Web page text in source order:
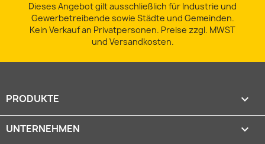
Dieses Angebot gilt ausschließlich für Industrie und
Gewerbetreibende sowie Städte und Gemeinden.
Kein Verkauf an Privatpersonen. Preise zzgl. MWST
und Versandkosten.
PRODUKTE 
UNTERNEHMEN 